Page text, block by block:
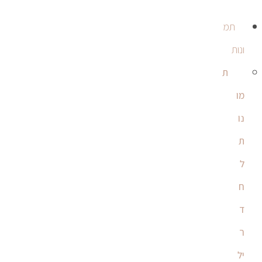
תמ
ונות
ת
מו
נו
ת
ל
ח
ד
ר
יל